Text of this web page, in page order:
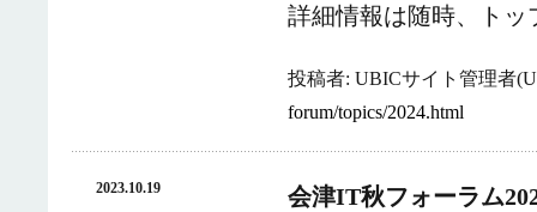
詳細情報は随時、ト
投稿者: UBICサイト管理者
forum/topics/2024.html
2023.10.19 会津IT秋フォーラム